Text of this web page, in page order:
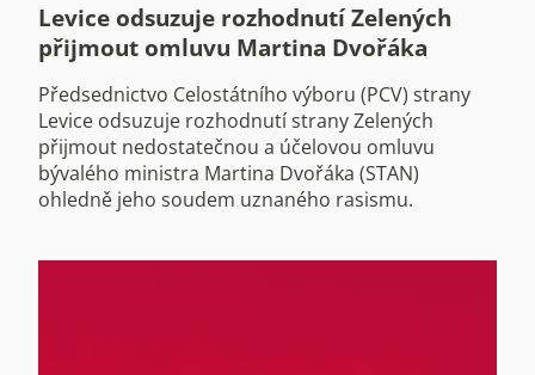
Levice odsuzuje rozhodnutí Zelených
přijmout omluvu Martina Dvořáka
Předsednictvo Celostátního výboru (PCV) strany
Levice odsuzuje rozhodnutí strany Zelených
přijmout nedostatečnou a účelovou omluvu
bývalého ministra Martina Dvořáka (STAN)
ohledně jeho soudem uznaného rasismu.